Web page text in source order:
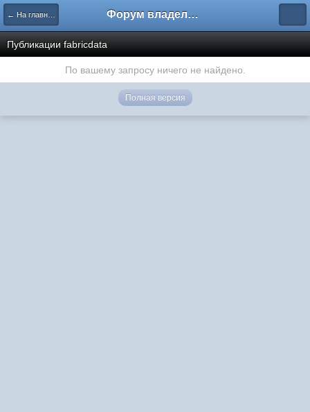
← На главную Форум владельцев интернет-магазинов
Публикации fabricdata
По вашему запросу ничего не найдено.
Полная версия